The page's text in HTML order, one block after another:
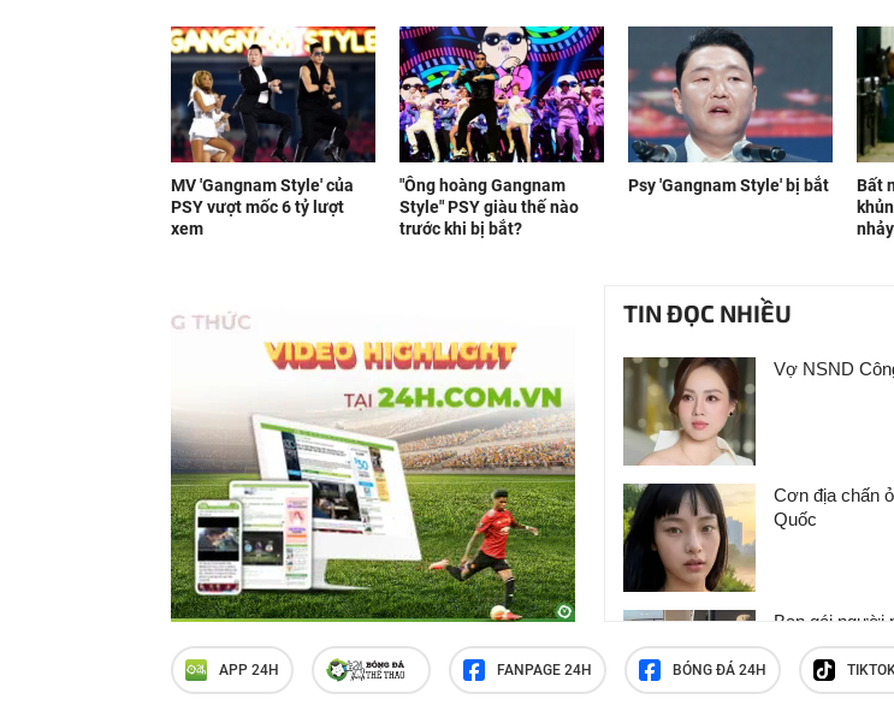
MV 'Gangnam Style' của
PSY vượt mốc 6 tỷ lượt
xem
"Ông hoàng Gangnam
Style" PSY giàu thế nào
trước khi bị bắt?
Psy 'Gangnam Style' bị bắt
Bất
TIN ĐỌC NHIỀU
Vợ NSND
Cơn địa chấn
Quốc
Bạn gái người
gây sốt khi
đáp trả antifan
APP 24H FANPAGE 24H BÓNG ĐÁ 24H